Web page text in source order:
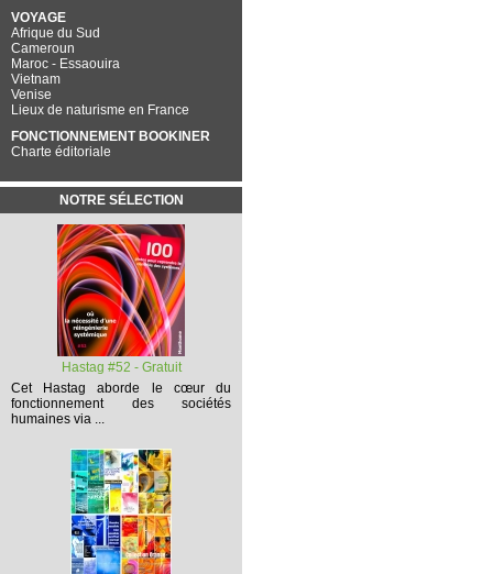
VOYAGE
Afrique du Sud
Cameroun
Maroc - Essaouira
Vietnam
Venise
Lieux de naturisme en France
FONCTIONNEMENT BOOKINER
Charte éditoriale
NOTRE SÉLECTION
Hastag #52 - Gratuit
Cet
Hastag aborde le cœur du
fonctionnement des sociétés
humaines via ...